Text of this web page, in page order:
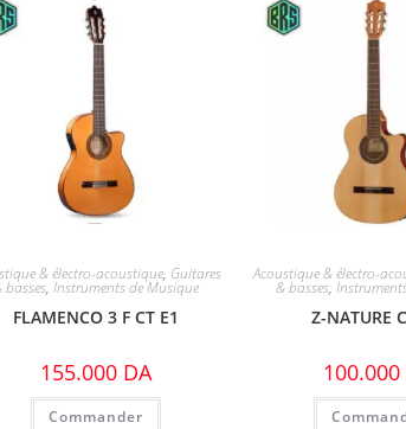
& électro-acoustique, Guitares
basses, Instruments de Musique
FLAMENCO 3 F CT E1
155.000DA
Commander
Acoustique & électro-
& basses,
Z-NATURE
100.000